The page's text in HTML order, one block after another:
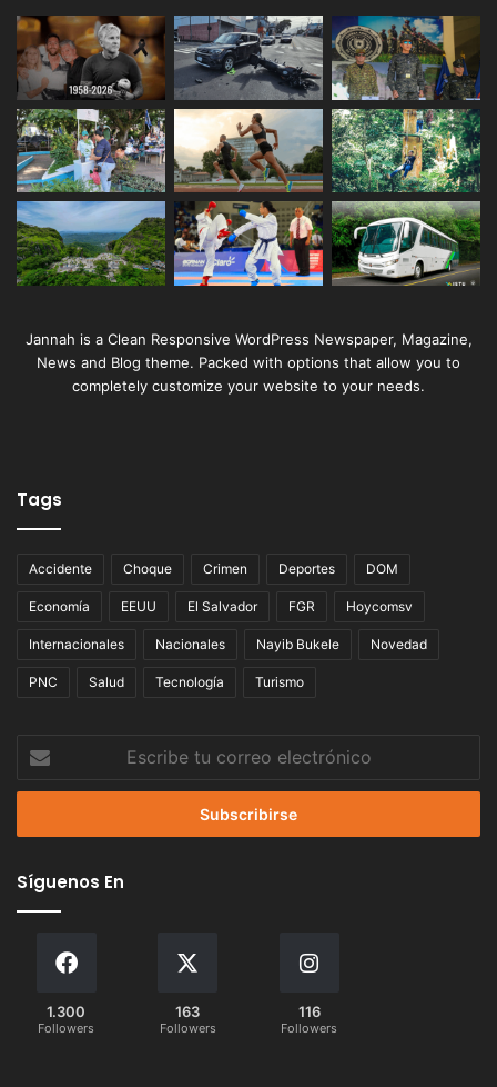
Jannah is a Clean Responsive WordPress Newspaper, Magazine,
News and Blog theme. Packed with options that allow you to
completely customize your website to your needs.
Tags
Accidente Choque Crimen Deportes DOM
Economía EEUU El Salvador FGR Hoycomsv
Internacionales Nacionales Nayib Bukele Novedad
PNC Salud Tecnología Turismo
tu
correo
Síguenos En
1.300
Followers
163
Followers
116
Followers